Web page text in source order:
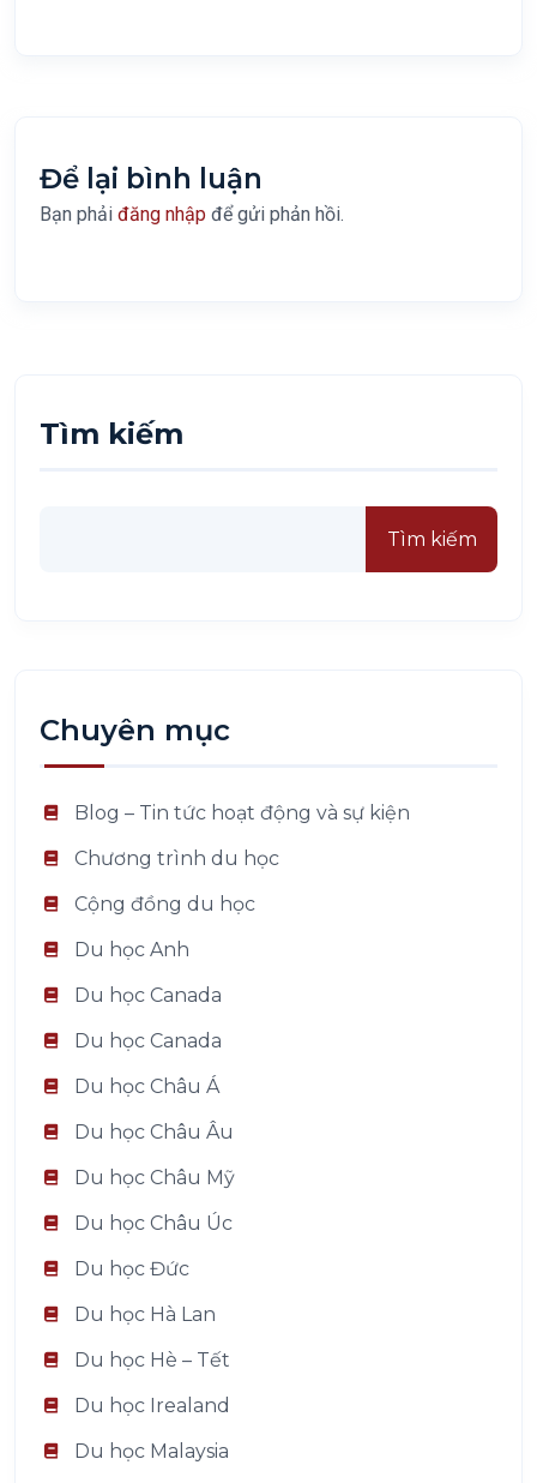
Để lại bình luận
Bạn phải đăng nhập để gửi phản hồi.
Tìm kiếm
Tìm kiếm
Chuyên mục
Blog – Tin tức hoạt động và sự kiện
Chương trình du học
Cộng đồng du học
Du học Anh
Du học Canada
Du học Canada
Du học Châu Á
Du học Châu Âu
Du học Châu Mỹ
Du học Châu Úc
Du học Đức
Du học Hà Lan
Du học Hè – Tết
Du học Irealand
Du học Malaysia